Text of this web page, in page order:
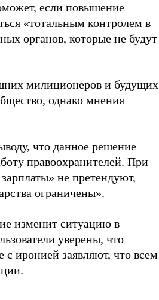
если повышение
«тотальным контролем в
органов, которые не будут
милиционеров и будущих
однако мнения
что данное решение
правоохранителей. При
не претендуют,
ограничены».
изменит ситуацию в
уверены, что
иронией заявляют, что всем